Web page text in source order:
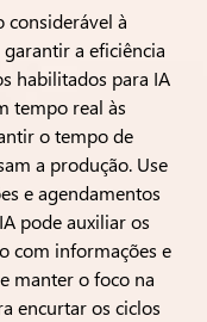
considerável à
a eficiência
habilitados para IA
tempo real às
o tempo de
a produção. Use
e agendamentos
pode auxiliar os
com informações e
manter o foco na
encurtar os ciclos